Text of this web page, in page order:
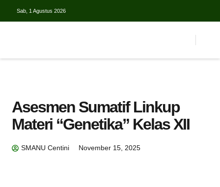
Sab, 1 Agustus 2026
Asesmen Sumatif Linkup
Materi “Genetika” Kelas XII
SMANU Centini November 15, 2025